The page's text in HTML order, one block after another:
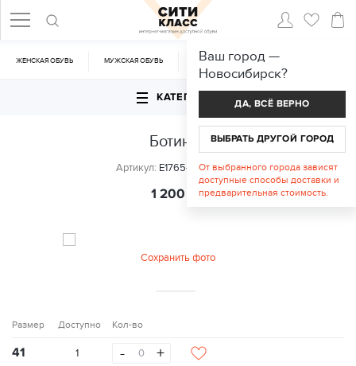
ЖЕНСКАЯ ОБУВЬ МУЖСКАЯ ОБУВЬ CУМКИ
КАТЕГОРИИ
Ботинки
Артикул: E1765-C69-J2743
1 200 руб.
Сохранить фото
Размер Доступно Кол-во
41 1 - +
Ваш город —
Новосибирск?
ДА, ВСЁ ВЕРНО
ВЫБРАТЬ ДРУГОЙ ГОРОД
От выбранного города зависят
доступные способы доставки и
предварительная стоимость.